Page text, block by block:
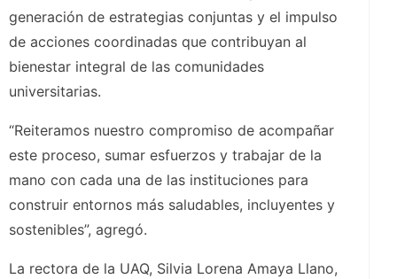
generación de estrategias conjuntas y el impulso
de acciones coordinadas que contribuyan al
bienestar integral de las comunidades
universitarias.
“Reiteramos nuestro compromiso de acompañar
este proceso, sumar esfuerzos y trabajar de la
mano con cada una de las instituciones para
construir entornos más saludables, incluyentes y
sostenibles”, agregó.
La rectora de la UAQ, Silvia Lorena Amaya Llano,